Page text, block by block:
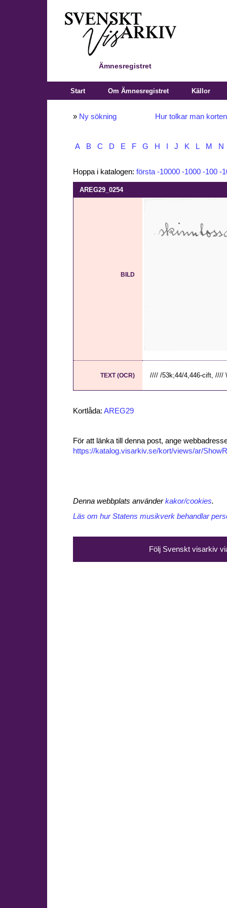
Ämnesregistret
Start Om Ämnesregistret Källor
» Ny sökning Hur tolkar man
A B C D E F G H J K L M N
Hoppa i katalogen: första -10000 -1000 -100 -
AREG29_0254
BILD
TEXT (OCR) //// /53k;44/4,446-cift, ////
Kortlåda: AREG29
För att länka till denna post, ange
https://katalog.visarkiv.se/kort/views/ar/
Denna webbplats använderkakor/cookies.
Läs om hur Statens musikverk behandlar
Följ Svenskt visarkiv